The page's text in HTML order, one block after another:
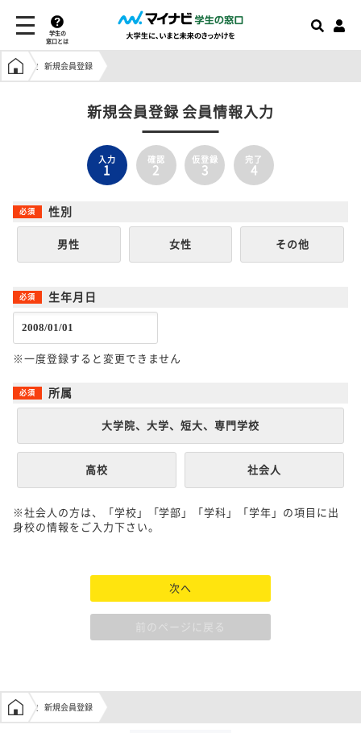
学生の
窓口とは
学生の窓口トップ
新規会員登録
新規会員登録 会員情報入力
入力
1
確認
2
仮登録
3
完了
4
性別
男性 女性 その他
生年月日
※一度登録すると変更できません
所属
大学院、大学、短大、専門学校
高校 社会人
※社会人の方は、「学校」「学部」「学科」「学年」の項目に出
身校の情報をご入力下さい。
次へ
前のページに戻る
学生の窓口トップ
新規会員登録